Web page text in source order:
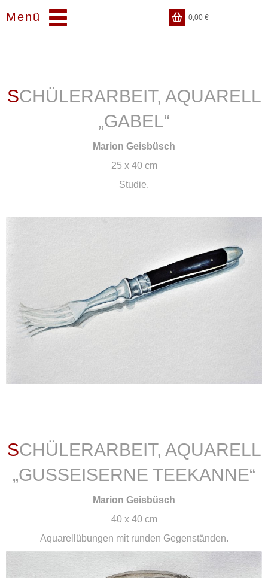
Menü 0,00€
SCHÜLERARBEIT, AQUARELL
„GABEL“
Marion Geisbüsch
25 x 40 cm
Studie.
SCHÜLERARBEIT, AQUARELL
„GUSSEISERNE TEEKANNE“
Marion Geisbüsch
40 x 40 cm
Aquarellübungen mit runden Gegenständen.